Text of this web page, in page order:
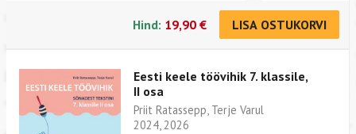
Hind: 19,90 € LISA OSTUKORVI
Eesti keele töövihik 7. klassile,
II osa
Priit Ratassepp, Terje Varul
2024, 2026